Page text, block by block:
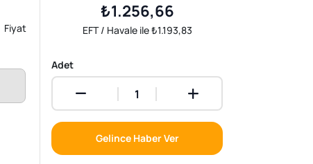
Fiyat
₺1.256,66
EFT / Havale ile ₺1.193,83
Adet
Gelince Haber Ver